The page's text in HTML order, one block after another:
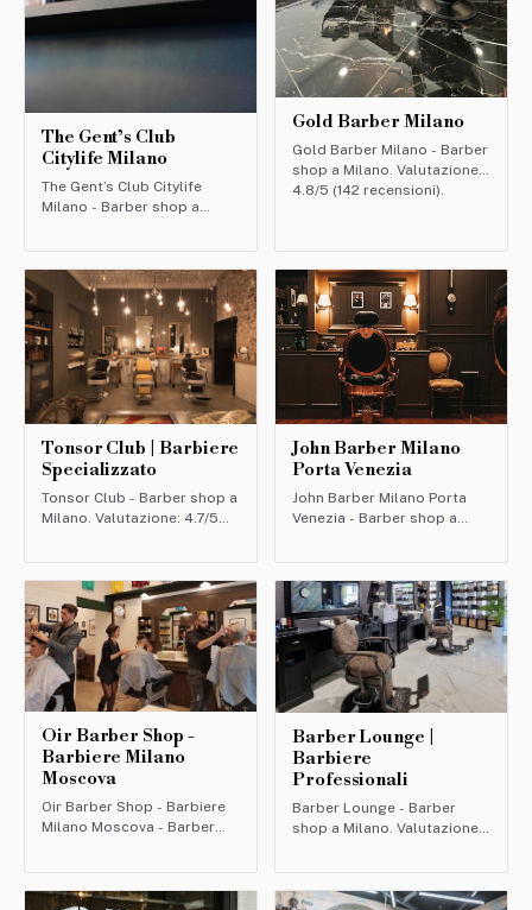
The Gent’s Club
Citylife Milano
The Gent’s Club Citylife
Milano - Barber shop a
Gold Barber Milano
Gold Barber Milano - Barber
shop a Milano. Valutazione:
4.8/5 (142 recensioni).
Tonsor Club | Barbiere
Specializzato
Tonsor Club - Barber shop a
Milano. Valutazione: 4.7/5
John Barber Milano
Porta Venezia
John Barber Milano Porta
Venezia - Barber shop a
Oir Barber Shop -
Barbiere Milano
Moscova
Oir Barber Shop - Barbiere
Milano Moscova - Barber
Barber Lounge |
Barbiere
Professionali
Barber Lounge - Barber
shop a Milano. Valutazione: